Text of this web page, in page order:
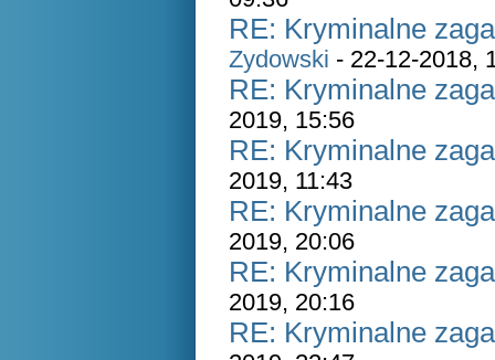
RE: Kryminalne
Zydowski - 22-12-2018,
RE: Kryminalne
2019, 15:56
RE: Kryminalne
2019, 11:43
RE: Kryminalne
2019, 20:06
RE: Kryminalne
2019, 20:16
RE: Kryminalne